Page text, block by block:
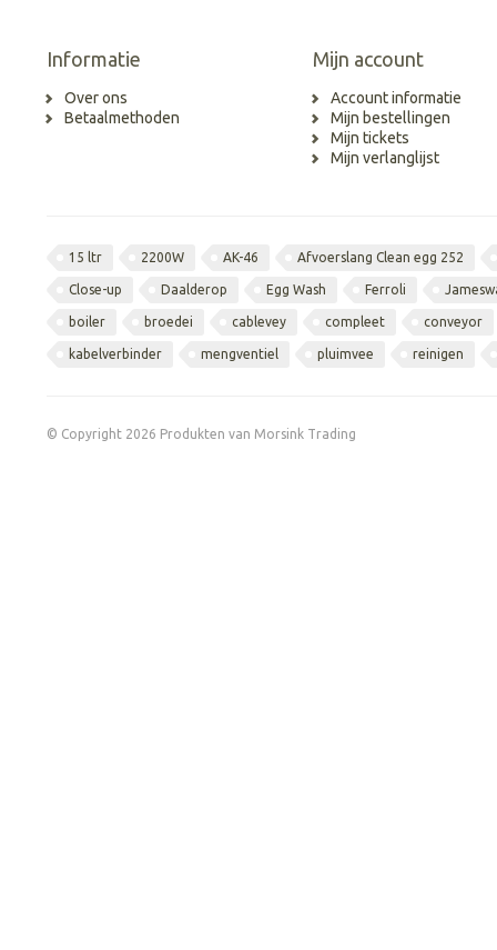
Informatie
Over ons
Betaalmethoden
Mijn account
Account informatie
Mijn bestellingen
Mijn tickets
Mijn verlanglijst
15 ltr 2200W AK-46 Afvoerslang Clean egg 252
Close-up Daalderop Egg Wash Ferroli
boiler broedei cablevey compleet conveyor
kabelverbinder mengventiel pluimvee reinigen
© Copyright 2026 Produkten van Morsink Trading